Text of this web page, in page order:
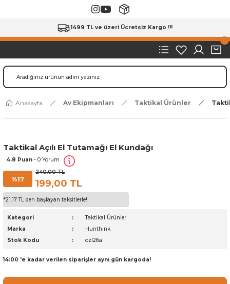
1499 TL ve üzeri Ücretsiz Kargo !!!
Anasayfa Av Ekipmanları Taktikal Ürünler
Taktikal Açılı El Tutamağı El Kundağı
4.8 Puan - 0 Yorum
%17
240,00 TL
199,00 TL
*21,17 TL den başlayan taksitlerle!
Kategori
Taktikal Ürünler
Marka
Hunthınk
Stok Kodu
ozl26a
14:00 'e kadar verilen siparişler aynı gün kargoda!